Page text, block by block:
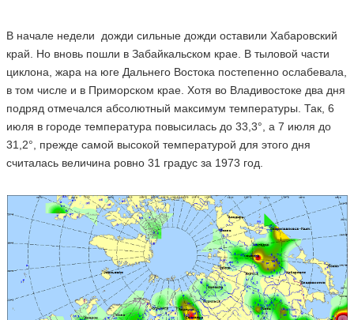
В начале недели дожди сильные дожди оставили Хабаровский
край. Но вновь пошли в Забайкальском крае. В тыловой части
циклона, жара на юге Дальнего Востока постепенно ослабевала,
в том числе и в Приморском крае. Хотя во Владивостоке два дня
подряд отмечался абсолютный максимум температуры. Так, 6
июля в городе температура повысилась до 33,3°, а 7 июля до
31,2°, прежде самой высокой температурой для этого дня
считалась величина ровно 31 градус за 1973 год.